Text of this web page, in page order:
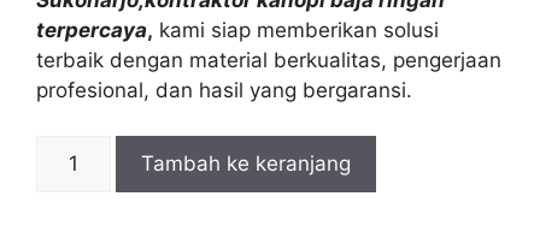
terpercaya, kami siap memberikan solusi
terbaik dengan material berkualitas, pengerjaan
profesional, dan hasil yang bergaransi.
Kuantitas
Tambah ke keranjang